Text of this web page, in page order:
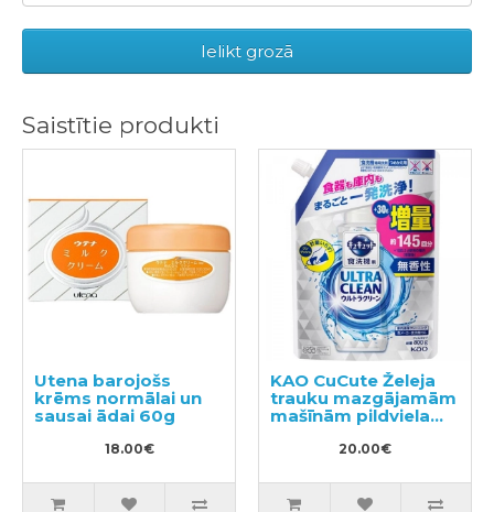
Ielikt grozā
Saistītie produkti
Utena barojošs
krēms normālai un
sausai ādai 60g
18.00€
KAO CuCute Želeja
trauku mazgājamām
mašīnām pildviela
20.00€